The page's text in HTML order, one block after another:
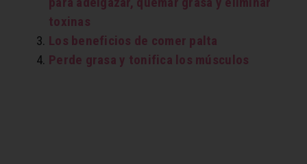
toxinas
Los beneficios de comer palta
Perde grasa y tonifica los músculos